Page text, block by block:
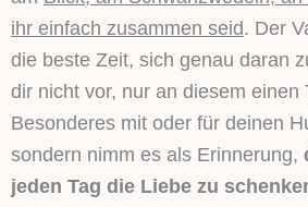
ihr einfach zusammen seid. Der
die beste Zeit, sich genau daran
dir nicht vor, nur an diesem einen
Besonderes mit oder für deinen
sondern nimm es als Erinnerung,
jeden Tag die Liebe zu